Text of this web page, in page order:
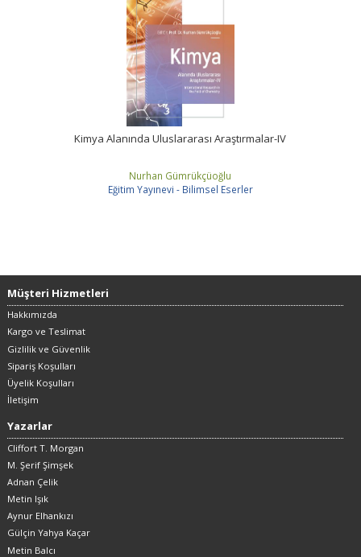
Kimya Alanında Uluslararası Araştırmalar-IV
Nurhan Gümrükçüoğlu
Eğitim Yayınevi - Bilimsel Eserler
Müşteri Hizmetleri
Hakkımızda
Kargo ve Teslimat
Gizlilik ve Güvenlik
Sipariş Koşulları
Üyelik Koşulları
İletişim
Yazarlar
Cliffort T. Morgan
M. Şerif Şimşek
Adnan Çelik
Metin Işık
Aynur Elhankızı
Gülçin Yahya Kaçar
Metin Balcı